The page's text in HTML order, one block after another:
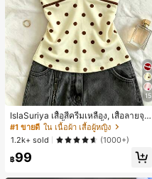
15
IslaSuriya เสื้อสีครีมเหลือง, เสื้อลายจุ
ด, ชุดผู้หญิง, เสื้อผู้หญิง, เสื้อกล้ามลำลอ
ง, กำลังเป็นที่นิยม, เสื้อแฟชั่น, เสื้อ Y2k,
เสื้อผ้า Y2k, เสื้อหรูหรา, เสื้อคล้องคอ, เ
สื้อเซ็กซี่, เสื้อเปิดหลัง,
#1 ขายดี ใน เนื้อผ้า เสื้อผู้หญิง
1.2k+ sold
(1000+)
฿99